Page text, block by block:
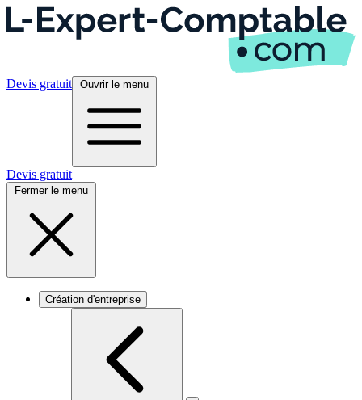
Devis gratuit Ouvrir le menu
Devis gratuit
Fermer le menu
Création d'entreprise